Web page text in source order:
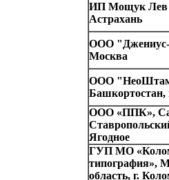
ИП Мощук Лев
Астрахань
ООО "Джениус-
Москва
ООО
Башкортостан,
ООО «ППК»,
Ягодное
ГУП МО
типография»,
область, г.